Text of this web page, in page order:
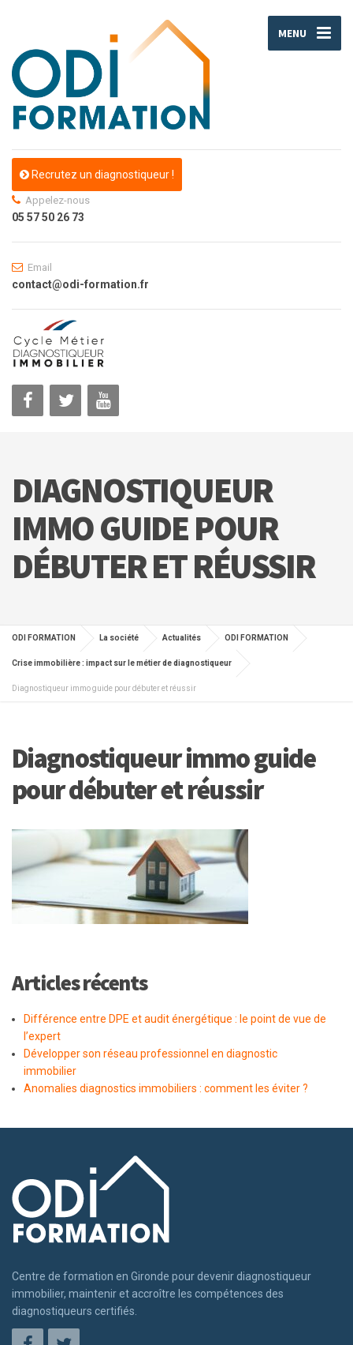
MENU
Recrutez un diagnostiqueur !
Appelez-nous
05 57 50 26 73
Email
contact@odi-formation.fr
DIAGNOSTIQUEUR
IMMO GUIDE POUR
DÉBUTER ET RÉUSSIR
ODI FORMATION La société Actualités ODI FORMATION
Crise immobilière : impact sur le métier de diagnostiqueur
Diagnostiqueur immo guide pour débuter et réussir
Diagnostiqueur immo guide
pour débuter et réussir
Articles récents
Différence entre DPE et audit énergétique : le point de vue de
l’expert
Développer son réseau professionnel en diagnostic
immobilier
Anomalies diagnostics immobiliers : comment les éviter ?
Centre de formation en Gironde pour devenir diagnostiqueur
immobilier, maintenir et accroître les compétences des
diagnostiqueurs certifiés.